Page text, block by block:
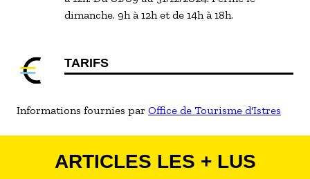
dimanche. 9h à 12h et de 14h à 18h.
TARIFS
Informations fournies par Office de Tourisme d'Istres
ARTICLES LES + LUS